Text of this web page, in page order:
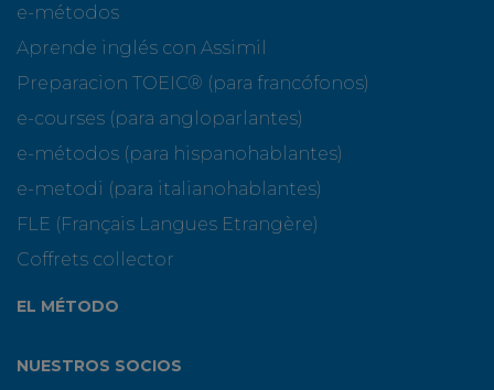
e-métodos
Aprende inglés con Assimil
Preparacion TOEIC® (para francófonos)
e-courses (para angloparlantes)
e-métodos (para hispanohablantes)
e-metodi (para italianohablantes)
FLE (Français Langues Etrangère)
Coffrets collector
EL MÉTODO
NUESTROS SOCIOS